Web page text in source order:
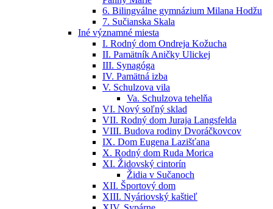
6. Bilingválne gymnázium Milana Hodžu
7. Sučianska Skala
Iné významné miesta
I. Rodný dom Ondreja Kožucha
II. Pamätník Aničky Ulickej
III. Synagóga
IV. Pamätná izba
V. Schulzova vila
Va. Schulzova tehelňa
VI. Nový soľný sklad
VII. Rodný dom Juraja Langsfelda
VIII. Budova rodiny Dvoráčkovcov
IX. Dom Eugena Lazišťana
X. Rodný dom Ruda Morica
XI. Židovský cintorín
Židia v Sučanoch
XII. Športový dom
XIII. Nyáriovský kaštieľ